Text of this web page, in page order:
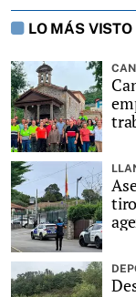
LO MÁS VISTO